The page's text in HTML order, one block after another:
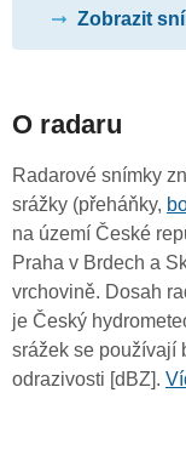
Zobrazit
O radaru
Radarové snímky
srážky (přeháňky,
na území České
Praha v Brdech a
vrchovině. Dosah
je Český
srážek se používají
odrazivosti [dBZ].